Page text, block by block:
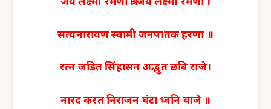
सत्यनारायण स्वामी जनपातक हरणा ॥
रत्न जड़ित सिंहासन अद्भुत छवि राजे।
नारद करत निराजन घंटा ध्वनि बाजे ॥